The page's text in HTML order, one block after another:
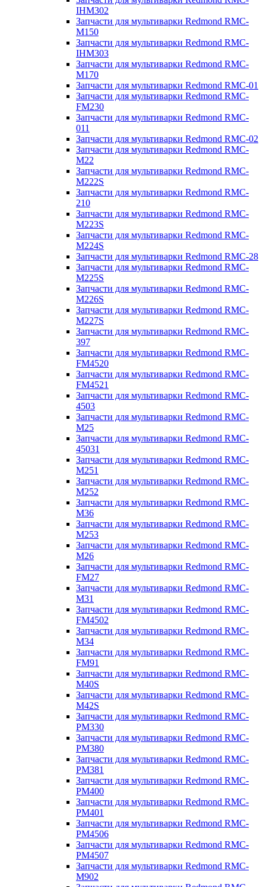
IHM302
Запчасти для мультиварки Redmond RMC-
M150
Запчасти для мультиварки Redmond RMC-
IHM303
Запчасти для мультиварки Redmond RMC-
M170
Запчасти для мультиварки Redmond RMC-01
Запчасти для мультиварки Redmond RMC-
FM230
Запчасти для мультиварки Redmond RMC-
011
Запчасти для мультиварки Redmond RMC-02
Запчасти для мультиварки Redmond RMC-
M22
Запчасти для мультиварки Redmond RMC-
M222S
Запчасти для мультиварки Redmond RMC-
210
Запчасти для мультиварки Redmond RMC-
M223S
Запчасти для мультиварки Redmond RMC-
M224S
Запчасти для мультиварки Redmond RMC-28
Запчасти для мультиварки Redmond RMC-
M225S
Запчасти для мультиварки Redmond RMC-
M226S
Запчасти для мультиварки Redmond RMC-
M227S
Запчасти для мультиварки Redmond RMC-
397
Запчасти для мультиварки Redmond RMC-
FM4520
Запчасти для мультиварки Redmond RMC-
FM4521
Запчасти для мультиварки Redmond RMC-
4503
Запчасти для мультиварки Redmond RMC-
M25
Запчасти для мультиварки Redmond RMC-
45031
Запчасти для мультиварки Redmond RMC-
M251
Запчасти для мультиварки Redmond RMC-
M252
Запчасти для мультиварки Redmond RMC-
M36
Запчасти для мультиварки Redmond RMC-
M253
Запчасти для мультиварки Redmond RMC-
M26
Запчасти для мультиварки Redmond RMC-
FM27
Запчасти для мультиварки Redmond RMC-
M31
Запчасти для мультиварки Redmond RMC-
FM4502
Запчасти для мультиварки Redmond RMC-
M34
Запчасти для мультиварки Redmond RMC-
FM91
Запчасти для мультиварки Redmond RMC-
M40S
Запчасти для мультиварки Redmond RMC-
M42S
Запчасти для мультиварки Redmond RMC-
PM330
Запчасти для мультиварки Redmond RMC-
PM380
Запчасти для мультиварки Redmond RMC-
PM381
Запчасти для мультиварки Redmond RMC-
PM400
Запчасти для мультиварки Redmond RMC-
PM401
Запчасти для мультиварки Redmond RMC-
PM4506
Запчасти для мультиварки Redmond RMC-
PM4507
Запчасти для мультиварки Redmond RMC-
M902